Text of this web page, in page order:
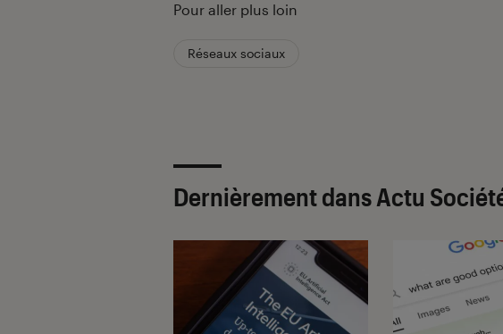
Pour aller plus loin
Réseaux sociaux
Dernièrement dans Actu